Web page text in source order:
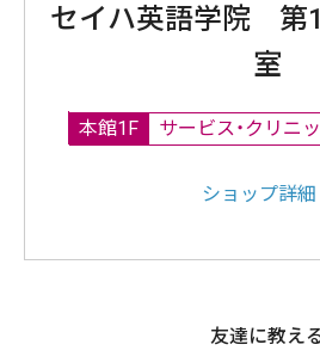
セイハ英語学院
室
本館1F サービス・クリニ
ショップ詳細
友達に教え